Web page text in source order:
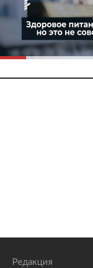
Редакция